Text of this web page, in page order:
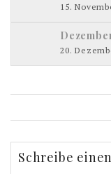
15.
20.
Schreibe